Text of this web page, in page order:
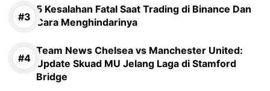
5 Kesalahan Fatal Saat Trading di Binance Dan
Cara Menghindarinya
Team News Chelsea vs Manchester United:
Update Skuad MU Jelang Laga di Stamford
Bridge